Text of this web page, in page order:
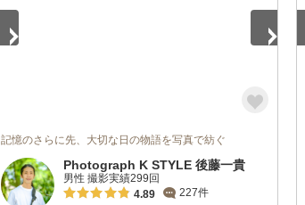
記憶のさらに先、大切な日の物語を写真で紡ぐ
Photograph K STYLE 後藤一貴
男性 撮影実績299回
4.89
227件